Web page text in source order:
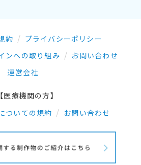
約
プライバシーポリシー
ンへの取り組み
お問い合わせ
運営会社
【医療機関の方】
ついての規約
お問い合わせ